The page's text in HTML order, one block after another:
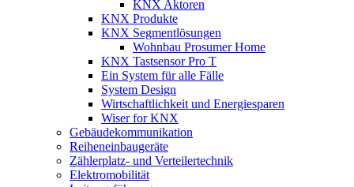
KNX Aktoren
KNX Produkte
KNX Segmentlösungen
Wohnbau Prosumer Home
KNX Tastsensor Pro T
Ein System für alle Fälle
System Design
Wirtschaftlichkeit und Energiesparen
Wiser for KNX
Gebäudekommunikation
Reiheneinbaugeräte
Zählerplatz- und Verteilertechnik
Elektromobilität